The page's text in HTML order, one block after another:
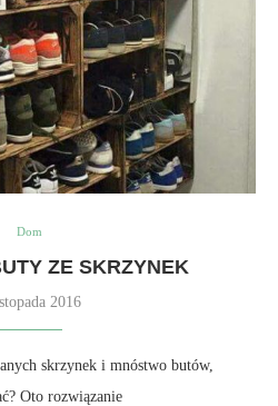
Dom
ZE SKRZYNEK
2016
skrzynek i mnóstwo butów,
Oto rozwiązanie